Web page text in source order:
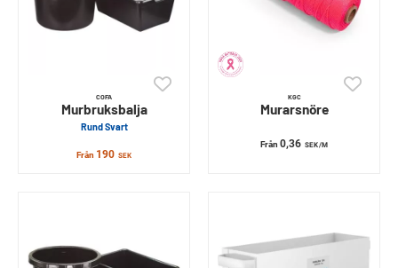
COFA
Murbruksbalja
Rund Svart
Från 190 SEK
KGC
Murarsnöre
Från 0,36 SEK/M